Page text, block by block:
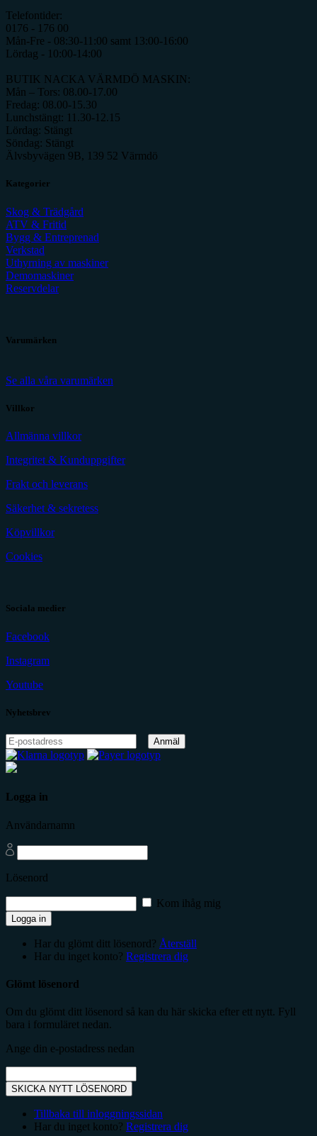
Telefontider:
0176 - 176 00
Mån-Fre - 08:30-11:00 samt 13:00-16:00
Lördag - 10:00-14:00
BUTIK NACKA VÄRMDÖ MASKIN:
Mån – Tors: 08.00-17.00
Fredag: 08.00-15.30
Lunchstängt: 11.30-12.15
Lördag: Stängt
Söndag: Stängt
Älvsbyvägen 9B, 139 52 Värmdö
Kategorier
Skog & Trädgård
ATV & Fritid
Bygg & Entreprenad
Verkstad
Uthyrning av maskiner
Demomaskiner
Reservdelar
Varumärken
Se alla våra varumärken
Villkor
Allmänna villkor
Integritet & Kunduppgifter
Frakt och leverans
Säkerhet & sekretess
Köpvillkor
Cookies
Sociala medier
Facebook
Instagram
Youtube
Nyhetsbrev
Anmäl
Logga in
Användarnamn
Lösenord
Kom ihåg mig
Logga in
Har du glömt ditt lösenord? Återställ
Har du inget konto? Registrera dig
Glömt lösenord
Om du glömt ditt lösenord så kan du här skicka efter ett nytt. Fyll
bara i formuläret nedan.
Ange din e-postadress nedan
SKICKA NYTT LÖSENORD
Tillbaka till inloggningssidan
Har du inget konto? Registrera dig